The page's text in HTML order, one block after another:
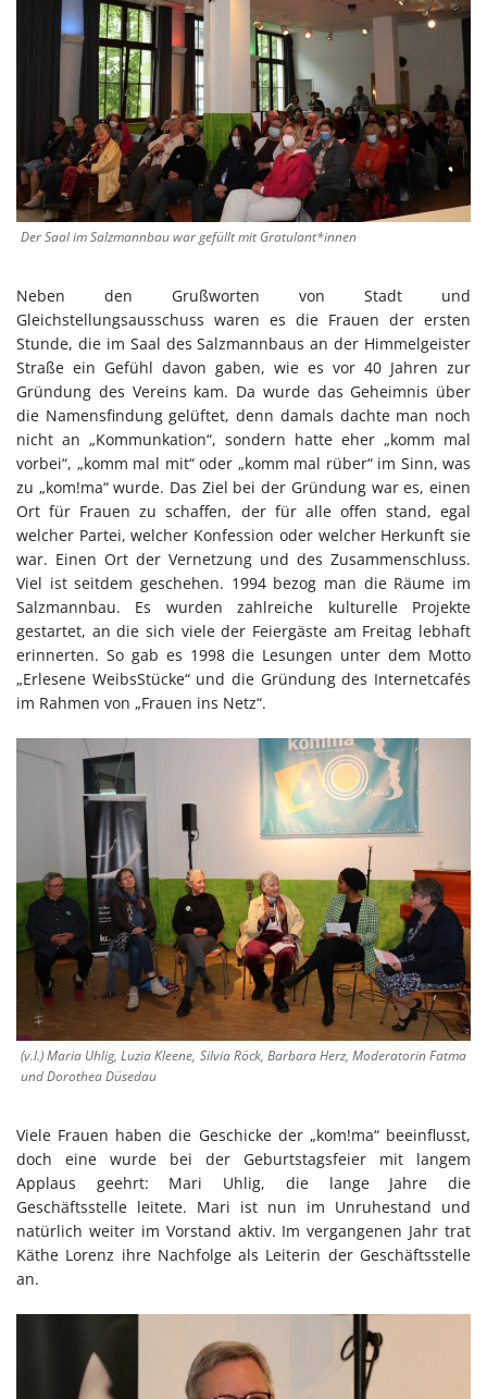
Der Saal im Salzmannbau war gefüllt mit Gratulant*innen
Neben den Grußworten von Stadt und
Gleichstellungsausschuss waren es die Frauen der ersten
Stunde, die im Saal des Salzmannbaus an der Himmelgeister
Straße ein Gefühl davon gaben, wie es vor 40 Jahren zur
Gründung des Vereins kam. Da wurde das Geheimnis über
die Namensfindung gelüftet, denn damals dachte man noch
nicht an „Kommunkation“, sondern hatte eher „komm mal
vorbei“, „komm mal mit“ oder „komm mal rüber“ im Sinn, was
zu „kom!ma“ wurde. Das Ziel bei der Gründung war es, einen
Ort für Frauen zu schaffen, der für alle offen stand, egal
welcher Partei, welcher Konfession oder welcher Herkunft sie
war. Einen Ort der Vernetzung und des Zusammenschluss.
Viel ist seitdem geschehen. 1994 bezog man die Räume im
Salzmannbau. Es wurden zahlreiche kulturelle Projekte
gestartet, an die sich viele der Feiergäste am Freitag lebhaft
erinnerten. So gab es 1998 die Lesungen unter dem Motto
„Erlesene WeibsStücke“ und die Gründung des Internetcafés
im Rahmen von „Frauen ins Netz“.
(v.l.) Maria Uhlig, Luzia Kleene, Silvia Röck, Barbara Herz, Moderatorin Fatma
und Dorothea Düsedau
Viele Frauen haben die Geschicke der „kom!ma“ beeinflusst,
doch eine wurde bei der Geburtstagsfeier mit langem
Applaus geehrt: Mari Uhlig, die lange Jahre die
Geschäftsstelle leitete. Mari ist nun im Unruhestand und
natürlich weiter im Vorstand aktiv. Im vergangenen Jahr trat
Käthe Lorenz ihre Nachfolge als Leiterin der Geschäftsstelle
an.